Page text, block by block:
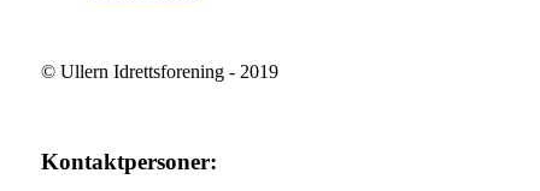
© Ullern Idrettsforening - 2019
Kontaktpersoner: